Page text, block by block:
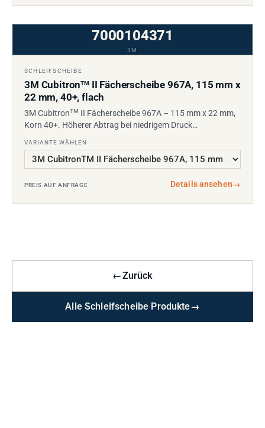
7000104371
3M
SCHLEIFSCHEIBE
3M CubitronTMII Fächerscheibe 967A, 115 mm x
22 mm, 40+, flach
3M CubitronTM II Fächerscheibe 967A – 115 mm x 22 mm,
Korn 40+. Höherer Abtrag bei niedrigem Druck…
VARIANTE WÄHLEN
PREIS AUF ANFRAGE Details ansehen→
←Zurück
Alle Schleifscheibe Produkte→